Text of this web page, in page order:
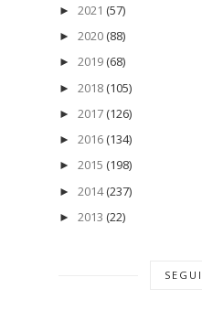
► 2021 (57)
► 2020 (88)
► 2019 (68)
► 2018 (105)
► 2017 (126)
► 2016 (134)
► 2015 (198)
► 2014 (237)
► 2013 (22)